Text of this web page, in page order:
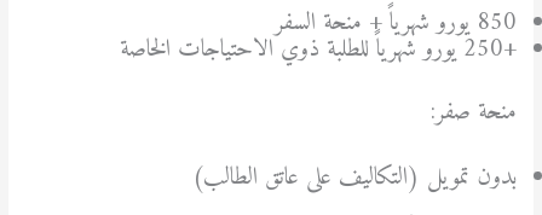
850 يورو شهرياً + منحة السفر
+250 يورو شهرياً للطلبة ذوي الاحتياجات الخاصة
منحة صفر:
بدون تمويل (التكاليف على عاتق الطالب)